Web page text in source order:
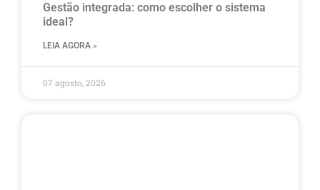
Gestão integrada: como escolher o sistema
ideal?
LEIA AGORA »
07 agosto, 2026